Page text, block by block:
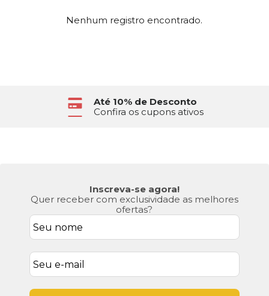
Nenhum registro encontrado.
Até 10% de Desconto
Confira os cupons ativos
Inscreva-se agora!
Quer receber com exclusividade as melhores
ofertas?